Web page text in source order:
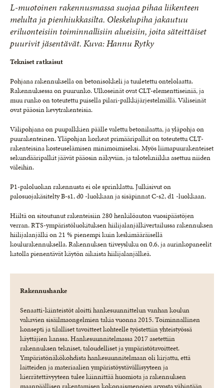
L-muotoinen rakennusmassa suojaa pihaa liikenteen
melulta ja pienhiukkasilta. Oleskelupiha jakautuu
eriluonteisiin toiminnallisiin alueisiin, joita säteittäiset
puurivit jäsentävät. Kuva: Hannu Rytky
Tekniset ratkaisut
Pohjana rakennuksella on betonisokkeli ja tuuletettu ontelolaatta.
Rakennuksessa on puurunko. Ulkoseinät ovat CLT-elementtiseiniä, ja
muu runko on toteutettu puisella pilari-palkkijärjestelmällä. Väliseinät
ovat pääosin kevytrakenteisia.
Välipohjana on puupalkkien päälle valettu betonilaatta, ja yläpohja on
puurakenteinen. Yläpohjan korkeat primääripalkit on toteutettu CLT-
rakenteisina kosteuselämisen minimoimiseksi. Myös liimapuurakenteiset
sekundääripalkit jäävät pääosin näkyviin, ja talotekniikka asettuu niiden
väleihin.
P1-paloluokan rakennusta ei ole sprinklattu. Julkisivut on
palosuojakäsitelty B-s1, d0 -luokkaan ja sisäpinnat C-s2, d1 -luokkaan.
Hiiltä on sitoutunut rakenteisiin 280 henkilöauton vuosipäästöjen
verran. RTS-ympäristöluokituksen hiilijalanjälkivertailussa rakennuksen
hiilijalanjälki on 21 % pienempi kuin keskimääräisellä
koulurakennuksella. Rakennuksen tiiveysluku on 0,6, ja aurinkopaneelit
katolla pienentävät käytön aikaista hiilijalanjälkeä.
Rakennushanke
Senaatti-kiinteistöt aloitti hankesuunnittelun vanhan koulun
vakavien sisäilmaongelmien takia vuonna 2015. Toiminnallinen
konsepti ja tilalliset tavoitteet kohteelle työstettiin yhteistyössä
käyttäjien kanssa. Hankesuunnitelmassa 2017 asetettiin
rakennuksen tekniset, taloudelliset ja ympäristötavoitteet.
Ympäristönäkökohdista hankesuunnitelmaan oli kirjattu, että
laitteiden ja materiaalien ympäristöystävällisyyteen ja
kierrätettävyyteen tulee kiinnittää huomiota ja rakennuksen